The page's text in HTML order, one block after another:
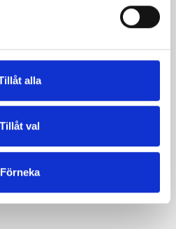
alla
Tillåt val
Förneka
kortare än t.ex. merinofibrer,
stickningen kräver särskild
Vi rekommenderar att du
att hålla din stickning i